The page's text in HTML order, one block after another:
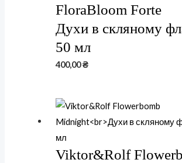
FloraBloom Forte
Духи в скляному
50 мл
400,00₴
Viktor&Rolf